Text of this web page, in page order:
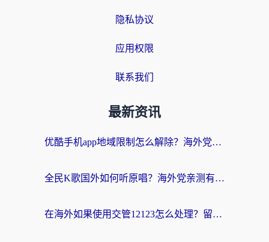
隐私协议
应用权限
联系我们
最新资讯
优酷手机app地域限制怎么解除？海外党亲测有效的追剧方案
全民K歌国外如何听原唱？海外党亲测有效的回国加速器选择指南
在海外如果使用交管12123怎么处理？留学生亲测有效的回国加速方案